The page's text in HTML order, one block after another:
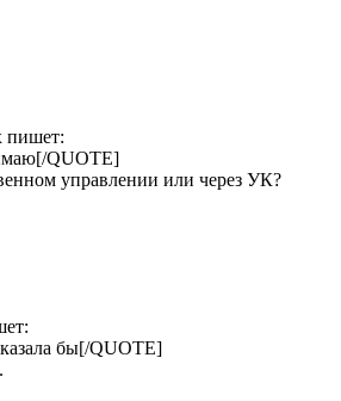
пишет:
QUOTE]
управлении или через УК?
бы[/QUOTE]